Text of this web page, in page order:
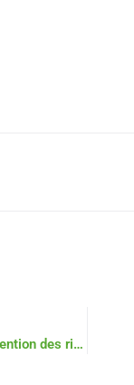
Arrêté portant diverses mesures de prévention des risques d’incendie